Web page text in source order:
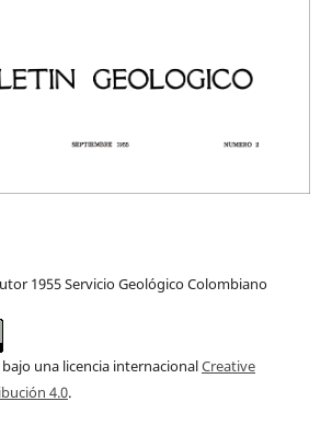
1955 Servicio Geológico Colombiano
una licencia internacionalCreative
4.0.